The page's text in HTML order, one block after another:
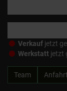
Verkauf jetzt
Werkstatt jetzt
Team Anfahrt